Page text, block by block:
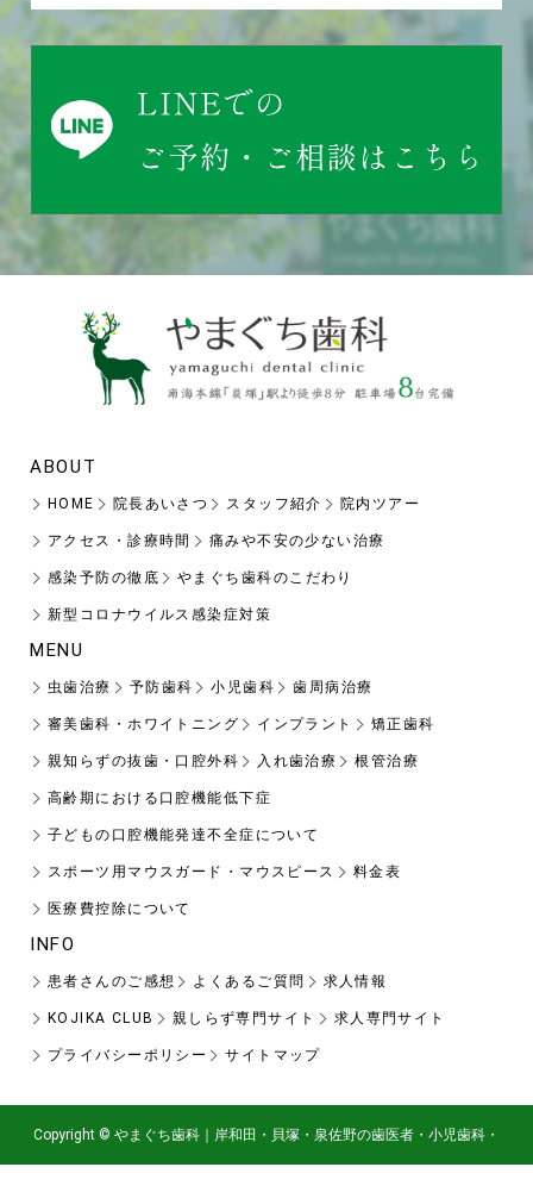
ABOUT
HOME 院長あいさつ スタッフ紹介 院内ツアー
アクセス・診療時間 痛みや不安の少ない治療
感染予防の徹底 やまぐち歯科のこだわり
新型コロナウイルス感染症対策
MENU
虫歯治療 予防歯科 小児歯科 歯周病治療
審美歯科・ホワイトニング インプラント 矯正歯科
親知らずの抜歯・口腔外科 入れ歯治療 根管治療
高齢期における口腔機能低下症
子どもの口腔機能発達不全症について
スポーツ用マウスガード・マウスピース 料金表
医療費控除について
INFO
患者さんのご感想 よくあるご質問 求人情報
KOJIKA CLUB 親しらず専門サイト 求人専門サイト
プライバシーポリシー サイトマップ
Copyright © やまぐち歯科｜岸和田・貝塚・泉佐野の歯医者・小児歯科・